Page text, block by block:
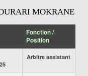
MOKRANE
Fonction /
Position
Arbitre assistant